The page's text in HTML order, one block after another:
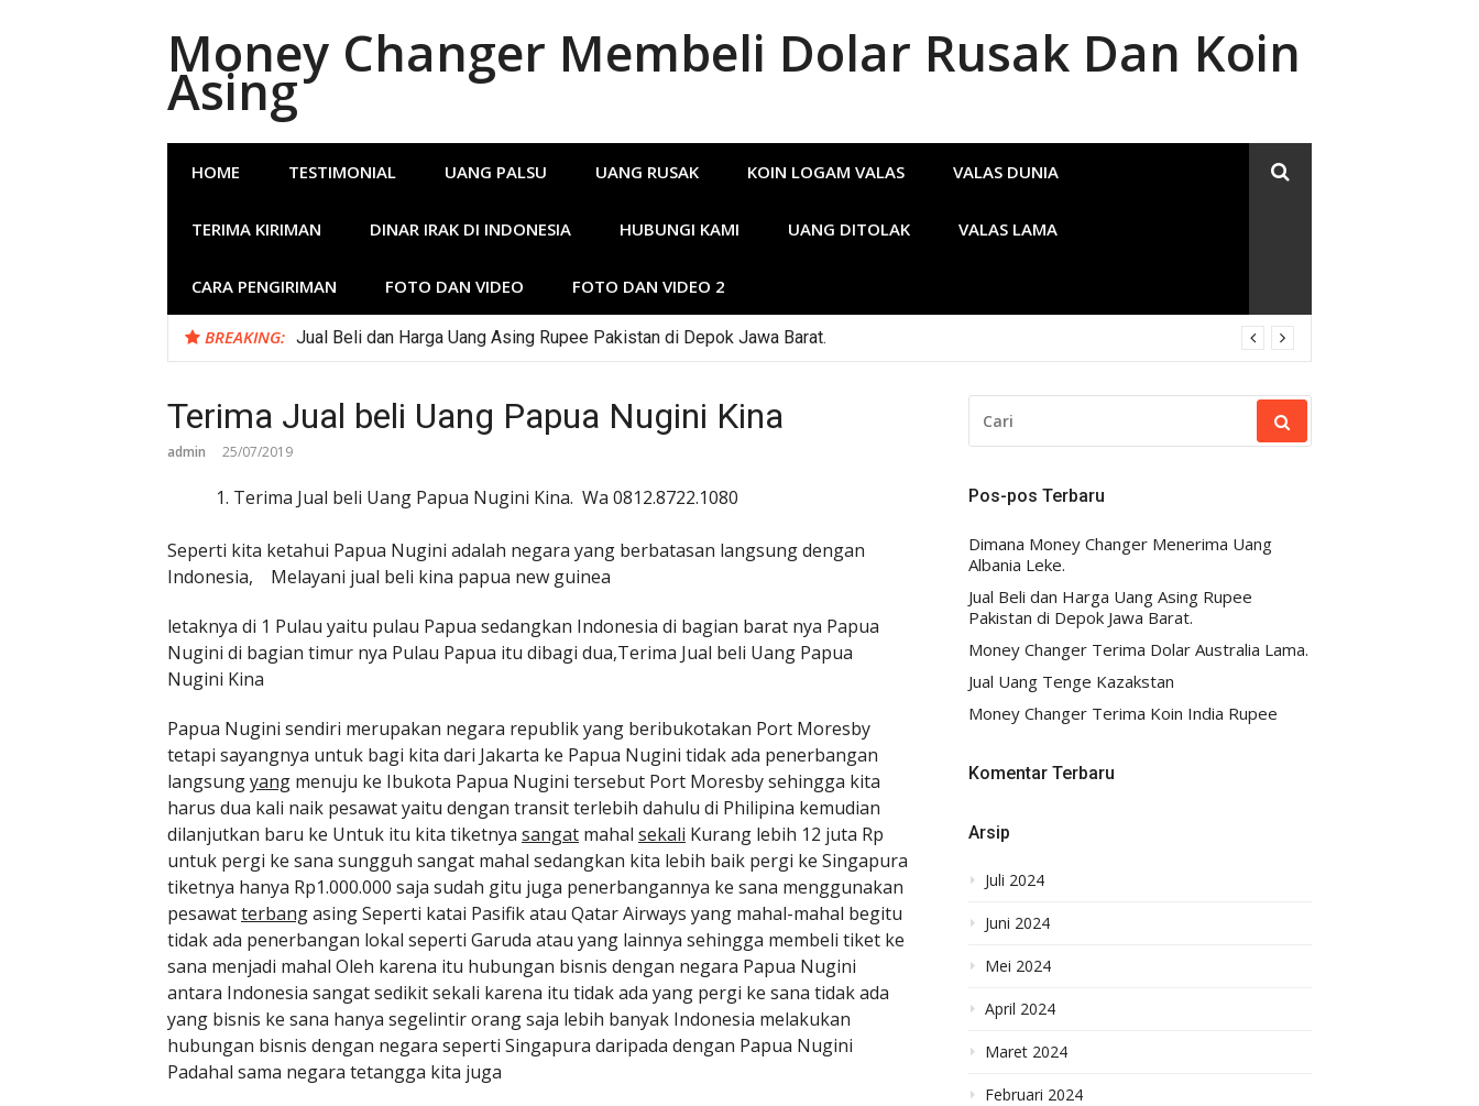
Money Changer Membeli Dolar Rusak Dan Koin
Asing
HOME TESTIMONIAL UANG PALSU UANG RUSAK KOIN LOGAM VALAS VALAS DUNIA
TERIMA KIRIMAN DINAR IRAK DI INDONESIA HUBUNGI KAMI UANG DITOLAK VALAS LAMA
CARA PENGIRIMAN FOTO DAN VIDEO FOTO DAN VIDEO 2
BREAKING: Money Changer Terima Dolar Australia Lama.
Terima Jual beli Uang Papua Nugini Kina
admin 25/07/2019
Terima Jual beli Uang Papua Nugini Kina. Wa 0812.8722.1080
Seperti kita ketahui Papua Nugini adalah negara yang berbatasan langsung dengan
Indonesia, Melayani jual beli kina papua new guinea
letaknya di 1 Pulau yaitu pulau Papua sedangkan Indonesia di bagian barat nya Papua
Nugini di bagian timur nya Pulau Papua itu dibagi dua,Terima Jual beli Uang Papua
Nugini Kina
Papua Nugini sendiri merupakan negara republik yang beribukotakan Port Moresby
tetapi sayangnya untuk bagi kita dari Jakarta ke Papua Nugini tidak ada penerbangan
langsungyang menuju ke Ibukota Papua Nugini tersebut Port Moresby sehingga kita
harus dua kali naik pesawat yaitu dengan transit terlebih dahulu di Philipina kemudian
dilanjutkan baru ke Untuk itu kita tiketnya sangat mahal sekali Kurang lebih 12 juta Rp
untuk pergi ke sana sungguh sangat mahal sedangkan kita lebih baik pergi ke Singapura
tiketnya hanya Rp1.000.000 saja sudah gitu juga penerbangannya ke sana menggunakan
pesawatterbangasing Seperti katai Pasifik atau Qatar Airways yang mahal-mahal begitu
tidak ada penerbangan lokal seperti Garuda atau yang lainnya sehingga membeli tiket ke
sana menjadi mahal Oleh karena itu hubungan bisnis dengan negara Papua Nugini
antara Indonesia sangat sedikit sekali karena itu tidak ada yang pergi ke sana tidak ada
yang bisnis ke sana hanya segelintir orang saja lebih banyak Indonesia melakukan
hubungan bisnis dengan negara seperti Singapura daripada dengan Papua Nugini
Padahal sama negara tetangga kita juga
UNTUK:
Pos-pos Terbaru
Dimana Money Changer Menerima Uang
Albania Leke.
Jual Beli dan Harga Uang Asing Rupee
Pakistan di Depok Jawa Barat.
Money Changer Terima Dolar Australia Lama.
Jual Uang Tenge Kazakstan
Money Changer Terima Koin India Rupee
Komentar Terbaru
Arsip
Juli 2024
Juni 2024
Mei 2024
April 2024
Maret 2024
Februari 2024